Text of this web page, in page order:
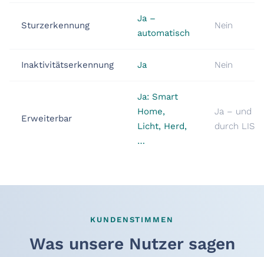
Sturzerkennung
Ja –
automatisch
Nein
Inaktivitätserkennung Ja Nein
Erweiterbar
Ja: Smart
Home,
Licht, Herd,
…
Ja – und
durch LISA
KUNDENSTIMMEN
Was unsere Nutzer sagen